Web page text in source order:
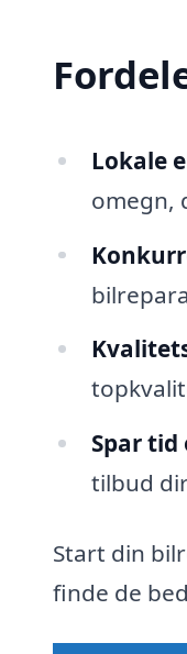
Lokale
omegn,
Spar
tilbud
Start din
finde de